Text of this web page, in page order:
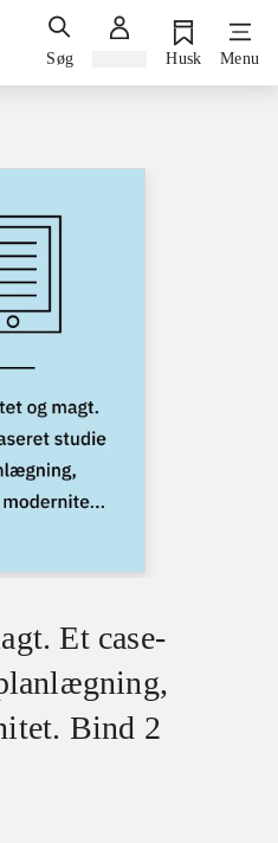
Søg Husk Menu
Et case-
Bind 2